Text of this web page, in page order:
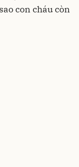
con cháu còn